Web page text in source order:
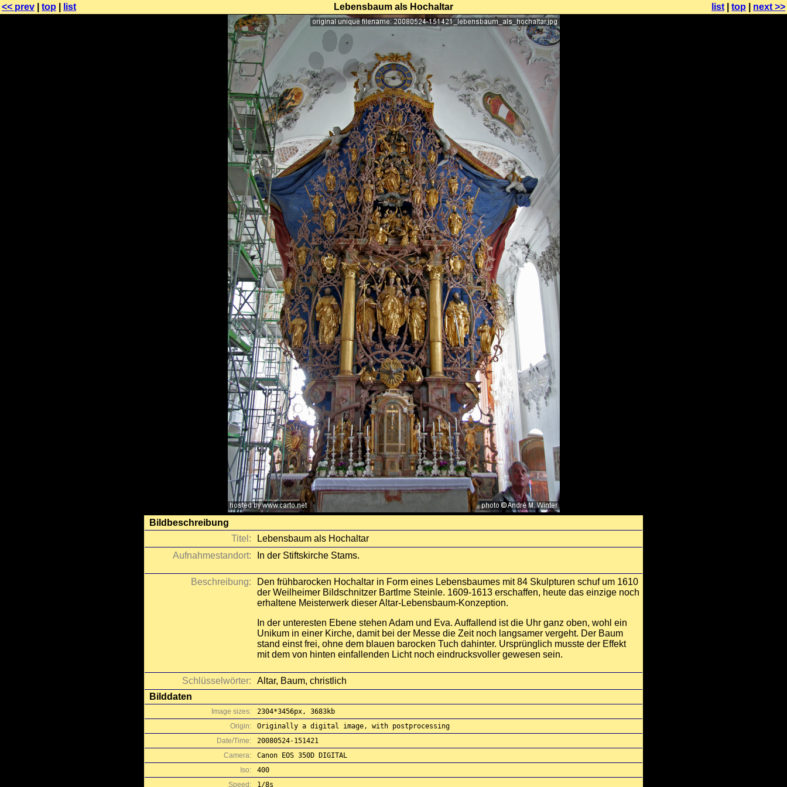
<< prev top list Lebensbaum als Hochaltar list top next >>
Bildbeschreibung
Titel:
Lebensbaum als Hochaltar
Aufnahmestandort:
In der Stiftskirche Stams.
Beschreibung:
Den frühbarocken Hochaltar in Form eines Lebensbaumes mit 84 Skulpturen schuf um 1610
der Weilheimer Bildschnitzer Bartlme Steinle. 1609-1613 erschaffen, heute das einzige noch
erhaltene Meisterwerk dieser Altar-Lebensbaum-Konzeption.
In der unteresten Ebene stehen Adam und Eva. Auffallend ist die Uhr ganz oben, wohl ein
Unikum in einer Kirche, damit bei der Messe die Zeit noch langsamer vergeht. Der Baum
stand einst frei, ohne dem blauen barocken Tuch dahinter. Ursprünglich musste der Effekt
mit dem von hinten einfallenden Licht noch eindrucksvoller gewesen sein.
Schlüsselwörter:
Altar, Baum, christlich
Bilddaten
Image sizes:
2304*3456px, 3683kb
Origin:
Originally a digital image, with postprocessing
Date/Time:
20080524-151421
Camera:
Canon EOS 350D DIGITAL
Iso:
400
Speed:
1/8s